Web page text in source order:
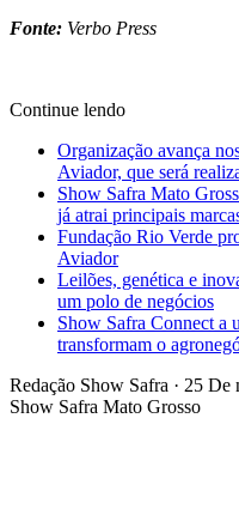
Fonte: Verbo Press
Continue lendo
Organização avança
Aviador, que será
Show Safra Mato
já atrai principais
Fundação Rio Verde
Aviador
Leilões, genética e
um polo de negócios
Show Safra Connect a
transformam o
Redação Show Safra · 25 De
Show Safra Mato Grosso